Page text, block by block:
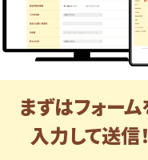
まずはフォーム
入力して送信！